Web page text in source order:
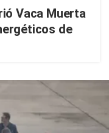
Vaca Muerta
de